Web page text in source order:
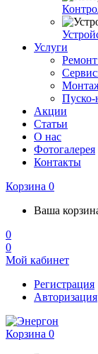
Услуги
Ремонт
Пуско-
Акции
Статьи
О нас
Фотогалерея
Контакты
Корзина 0
Ваша
0
0
Мой кабинет
Регистрация
Авторизация
Корзина 0